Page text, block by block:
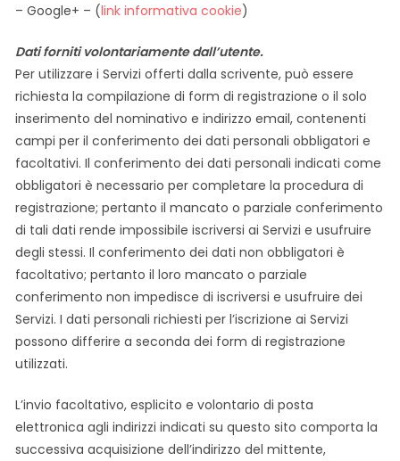
– Google+ – (link informativa cookie)
Dati forniti volontariamente dall’utente.
Per utilizzare i Servizi offerti dalla scrivente, può essere
richiesta la compilazione di form di registrazione o il solo
inserimento del nominativo e indirizzo email, contenenti
campi per il conferimento dei dati personali obbligatori e
facoltativi. Il conferimento dei dati personali indicati come
obbligatori è necessario per completare la procedura di
registrazione; pertanto il mancato o parziale conferimento
di tali dati rende impossibile iscriversi ai Servizi e usufruire
degli stessi. Il conferimento dei dati non obbligatori è
facoltativo; pertanto il loro mancato o parziale
conferimento non impedisce di iscriversi e usufruire dei
Servizi. I dati personali richiesti per l’iscrizione ai Servizi
possono differire a seconda dei form di registrazione
utilizzati.
L’invio facoltativo, esplicito e volontario di posta
elettronica agli indirizzi indicati su questo sito comporta la
successiva acquisizione dell’indirizzo del mittente,